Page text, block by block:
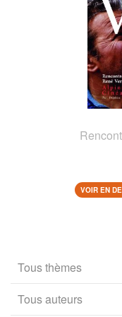
VOIR EN